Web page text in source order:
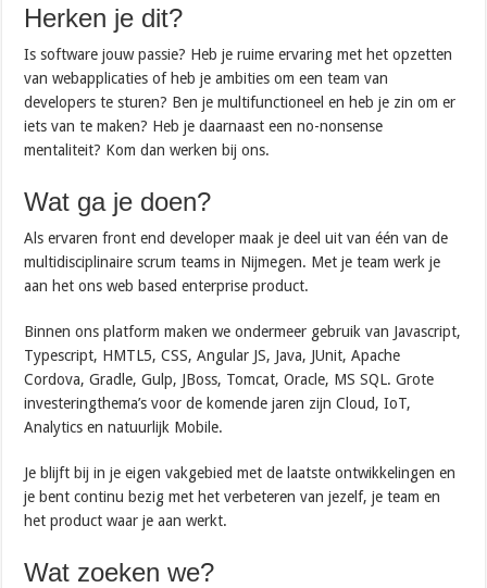
Herken je dit?
Is software jouw passie? Heb je ruime ervaring met het opzetten
van webapplicaties of heb je ambities om een team van
developers te sturen? Ben je multifunctioneel en heb je zin om er
iets van te maken? Heb je daarnaast een no-nonsense
mentaliteit? Kom dan werken bij ons.
Wat ga je doen?
Als ervaren front end developer maak je deel uit van één van de
multidisciplinaire scrum teams in Nijmegen. Met je team werk je
aan het ons web based enterprise product.
Binnen ons platform maken we ondermeer gebruik van Javascript,
Typescript, HMTL5, CSS, Angular JS, Java, JUnit, Apache
Cordova, Gradle, Gulp, JBoss, Tomcat, Oracle, MS SQL. Grote
investeringthema’s voor de komende jaren zijn Cloud, IoT,
Analytics en natuurlijk Mobile.
Je blijft bij in je eigen vakgebied met de laatste ontwikkelingen en
je bent continu bezig met het verbeteren van jezelf, je team en
het product waar je aan werkt.
Wat zoeken we?